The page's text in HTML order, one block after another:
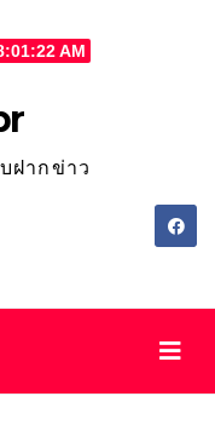
AM
ฝากข่าว